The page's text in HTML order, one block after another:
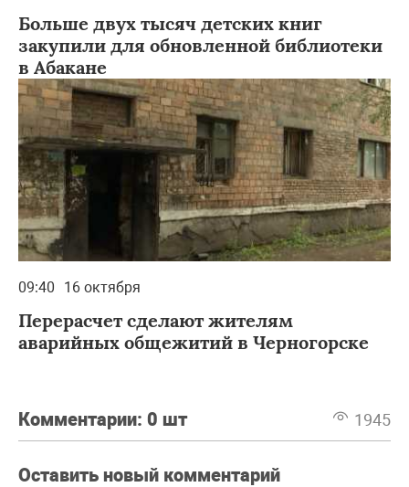
Больше двух тысяч детских книг
закупили для обновленной библиотеки
в Абакане
09:40 16 октября
Перерасчет сделают жителям
аварийных общежитий в Черногорске
Комментарии: 0 шт 1945
Оставить новый комментарий